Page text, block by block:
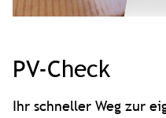
PV-Check
Ihr schneller Weg zur